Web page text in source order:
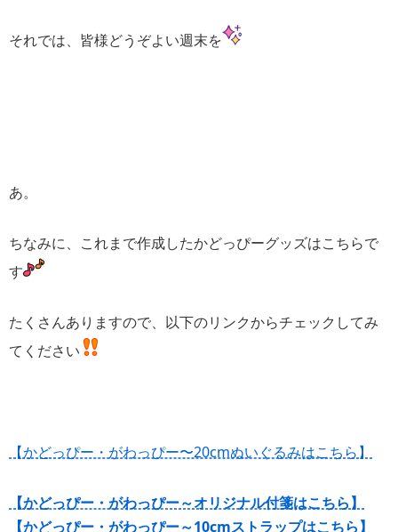
それでは、皆様どうぞよい週末を
あ。
ちなみに、これまで作成したかどっぴーグッズはこちらで
す
たくさんありますので、以下のリンクからチェックしてみ
てください
【かどっぴー・がわっぴー〜20cmぬいぐるみはこちら】
【かどっぴー・がわっぴー～オリジナル付箋はこちら】
【かどっぴー・がわっぴー～10cmストラップはこちら】